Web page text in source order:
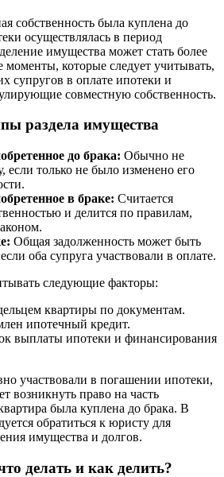
собственность была куплена до
осуществлялась в период
имущества может стать более
которые следует учитывать,
супругов в оплате ипотеки и
совместную собственность.
раздела имущества
до брака: Обычно не
если только не было изменено его
в браке: Считается
и делится по правилам,
Общая задолженность может быть
оба супруга участвовали в оплате.
следующие факторы:
квартиры по документам.
ипотечный кредит.
выплаты ипотеки и финансирования
участвовали в погашении ипотеки,
возникнуть право на часть
была куплена до брака. В
обратиться к юристу для
имущества и долгов.
делать и как делить?